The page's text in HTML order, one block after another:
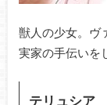
獣人の少女。ヴ
実家の手伝いを
テリュシア